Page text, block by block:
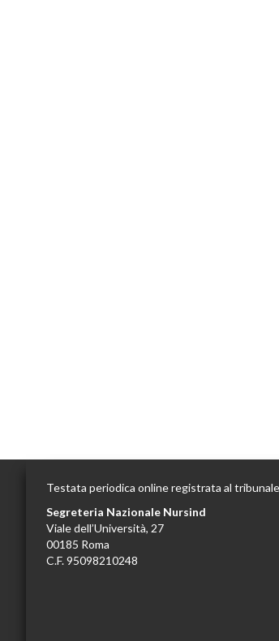
Testata periodica online registrata al
Segreteria Nazionale Nursind
Viale dell’Università, 27
00185 Roma
C.F. 95098210248